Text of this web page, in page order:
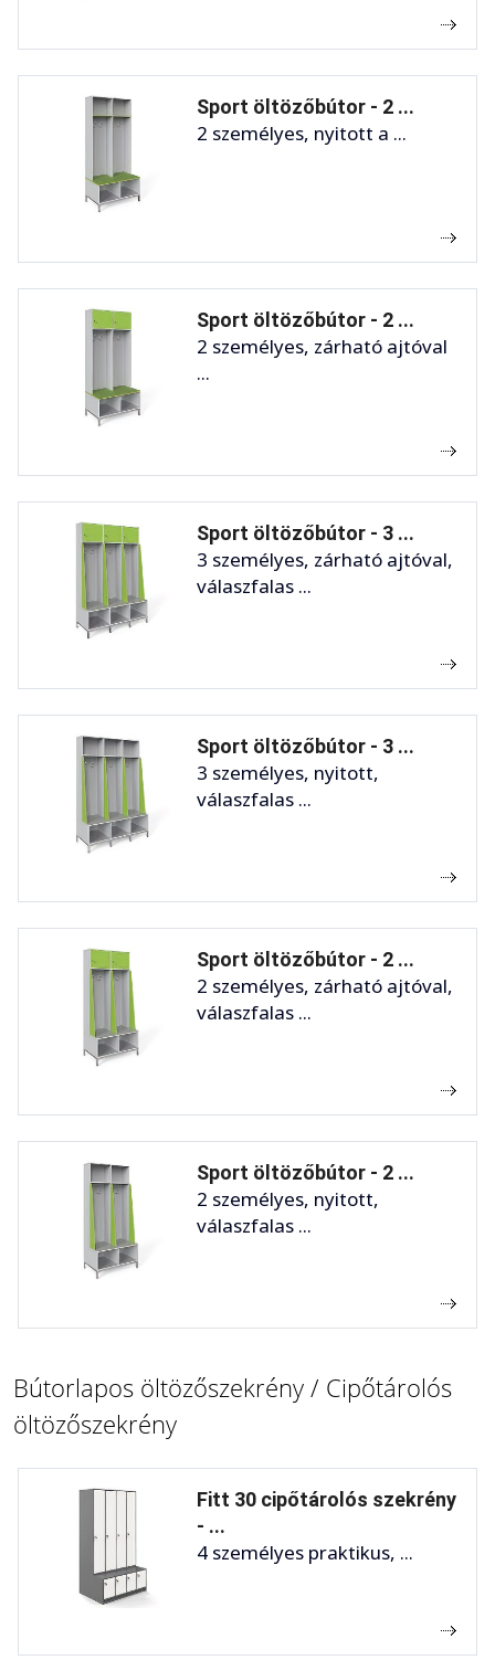
Sport öltözőbútor - 2 ...
2 személyes, nyitott a ...
Sport öltözőbútor - 2 ...
2 személyes, zárható ajtóval
...
Sport öltözőbútor - 3 ...
3 személyes, zárható ajtóval,
válaszfalas ...
Sport öltözőbútor - 3 ...
3 személyes, nyitott,
válaszfalas ...
Sport öltözőbútor - 2 ...
2 személyes, zárható ajtóval,
válaszfalas ...
Sport öltözőbútor - 2 ...
2 személyes, nyitott,
válaszfalas ...
Bútorlapos öltözőszekrény / Cipőtárolós
öltözőszekrény
Fitt 30 cipőtárolós szekrény
- ...
4 személyes praktikus, ...